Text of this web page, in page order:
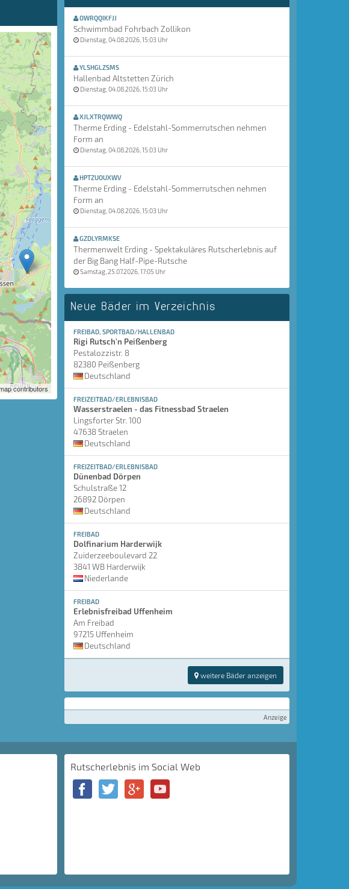
contributors
OWRQQIKFJJ
Schwimmbad Fohrbach Zollikon
Dienstag, 04.08.2026, 15:03 Uhr
YLSHGLZSMS
Hallenbad Altstetten Zürich
Dienstag, 04.08.2026, 15:03 Uhr
XJLXTRQWWQ
Therme Erding - Edelstahl-Sommerrutschen nehmen
Form an
Dienstag, 04.08.2026, 15:03 Uhr
HPTZUOUXWV
Therme Erding - Edelstahl-Sommerrutschen nehmen
Form an
Dienstag, 04.08.2026, 15:03 Uhr
GZDLYRMKSE
Thermenwelt Erding - Spektakuläres Rutscherlebnis auf
der Big Bang Half-Pipe-Rutsche
Samstag, 25.07.2026, 17:05 Uhr
Neue Bäder im Verzeichnis
FREIBAD, SPORTBAD/HALLENBAD
Rigi Rutsch'n Peißenberg
Pestalozzistr. 8
82380 Peißenberg
Deutschland
FREIZEITBAD/ERLEBNISBAD
Wasserstraelen - das Fitnessbad Straelen
Lingsforter Str. 100
47638 Straelen
Deutschland
FREIZEITBAD/ERLEBNISBAD
Dünenbad Dörpen
Schulstraße 12
26892 Dörpen
Deutschland
FREIBAD
Dolfinarium Harderwijk
Zuiderzeeboulevard 22
3841 WB Harderwijk
Niederlande
FREIBAD
Erlebnisfreibad Uffenheim
Am Freibad
97215 Uffenheim
Deutschland
weitere Bäder anzeigen
Anzeige
Rutscherlebnis im Social Web